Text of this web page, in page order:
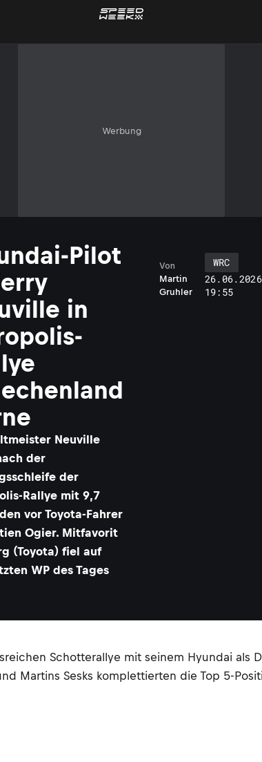
Werbung
Pilot
in
Neuville
der
der
Rallye mit 9,7
vor Toyota-Fahrer
Ogier. Mitfavorit
(Toyota) fiel auf
WP des Tages
Martin
Gruhler
Von
WRC
19:55
Schotterallye mit seinem Hyundai als
Martins Sesks komplettierten die Top 5-